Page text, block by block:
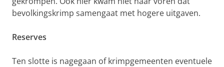
bevolkingskrimp samengaat met hogere uitgaven.
Reserves
Ten slotte is nagegaan of krimpgemeenten eventuele